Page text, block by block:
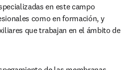
en este campo
como en formación, y
que trabajan en el ámbito de